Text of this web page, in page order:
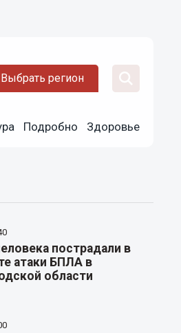
Выбрать регион
Подробно Здоровье
пострадали в
атаки БПЛА в
области